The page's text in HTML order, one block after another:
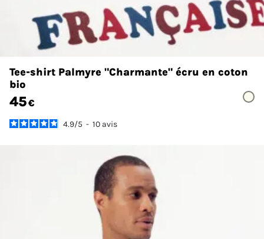
Tee-shirt Palmyre "Charmante" écru en coton
bio
45€
4.9/5 - 10 avis